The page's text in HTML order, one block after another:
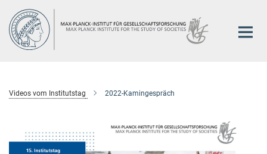
Hauptinhalt
Videos vom Institutstag 2022-Kamingespräch